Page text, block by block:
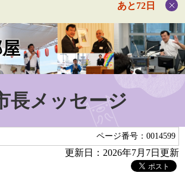
あと72日
長メッセージ
ページ番号：0014599
更新日：2026年7月7日更新